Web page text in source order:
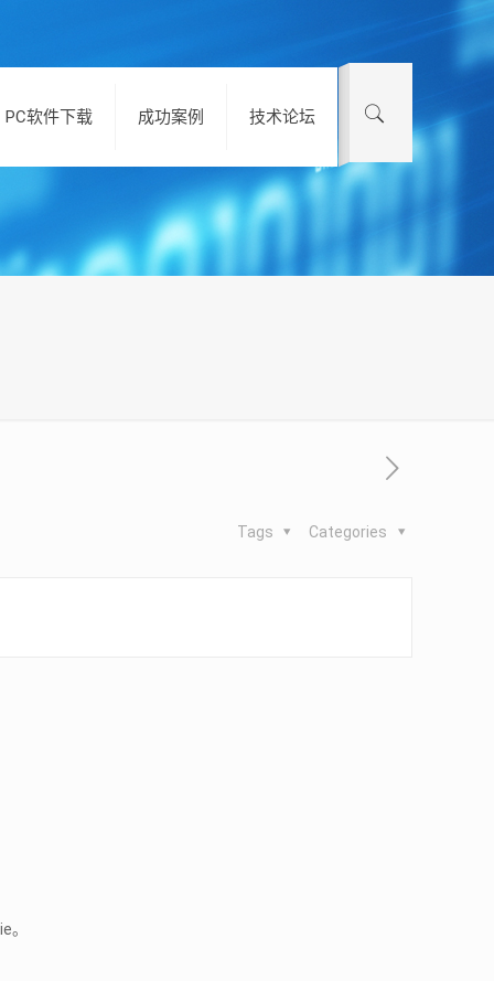
PC软件下载 成功案例 技术论坛
Categories
Tags
。